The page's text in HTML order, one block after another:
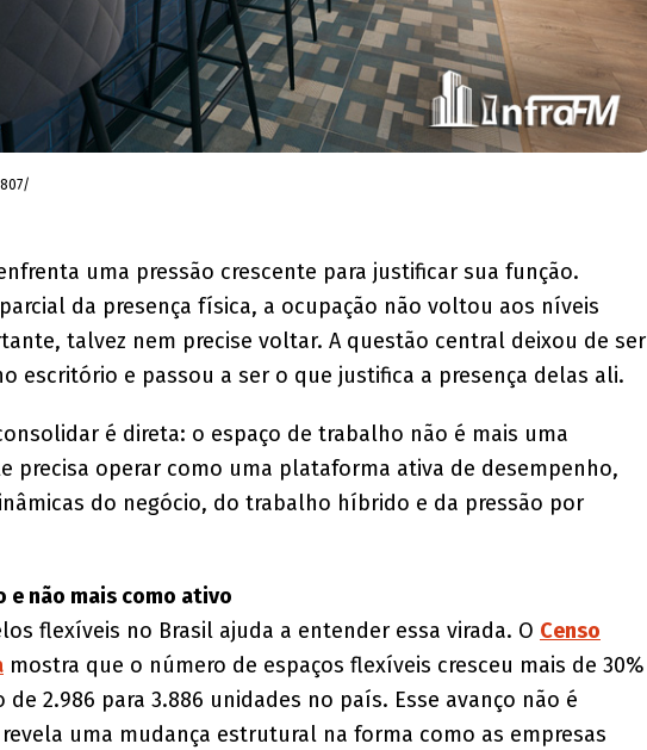
uma pressão crescente para justificar sua função.
da presença física, a ocupação não voltou aos níveis
talvez nem precise voltar. A questão central deixou de ser
escritório e passou a ser o que justifica a presença delas ali.
é direta: o espaço de trabalho não é mais uma
precisa operar como uma plataforma ativa de desempenho,
do negócio, do trabalho híbrido e da pressão por
e não mais como ativo
flexíveis no Brasil ajuda a entender essa virada. O Censo
mostra que o número de espaços flexíveis cresceu mais de 30%
2.986 para 3.886 unidades no país. Esse avanço não é
uma mudança estrutural na forma como as empresas